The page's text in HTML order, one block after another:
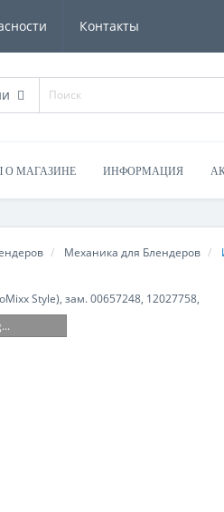
Контакты
О МАГАЗИНЕ ИНФОРМАЦИЯ
Механика для Блендеров